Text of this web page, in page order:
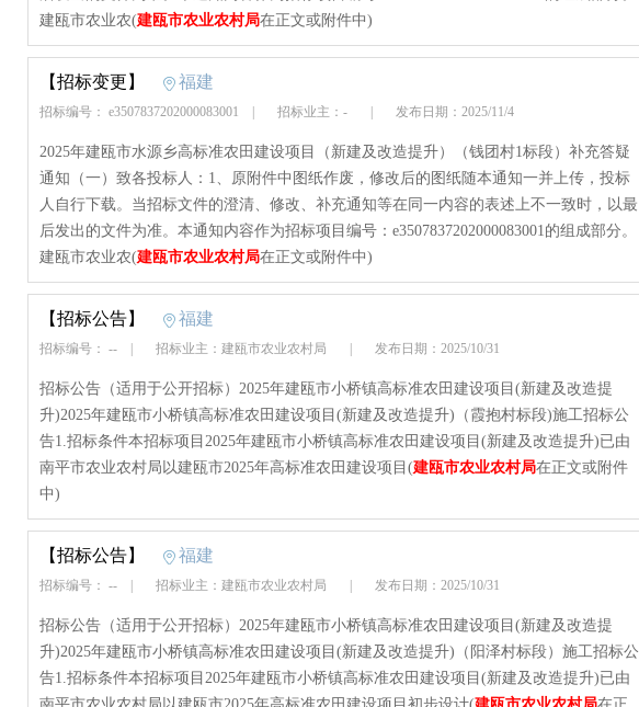
建瓯市农业农(建瓯市农业农村局在正文或附件中)
【招标变更】 福建
招标编号： e3507837202000083001 招标业主：- 发布日期：2025/11/4
2025年建瓯市水源乡高标准农田建设项目（新建及改造提升）（钱团村1标段）补充答疑
通知（一）致各投标人：1、原附件中图纸作废，修改后的图纸随本通知一并上传，投标
人自行下载。当招标文件的澄清、修改、补充通知等在同一内容的表述上不一致时，以最
后发出的文件为准。本通知内容作为招标项目编号：e3507837202000083001的组成部分。
建瓯市农业农(建瓯市农业农村局在正文或附件中)
【招标公告】 福建
招标编号： -- 招标业主：建瓯市农业农村局 发布日期：2025/10/31
招标公告（适用于公开招标）2025年建瓯市小桥镇高标准农田建设项目(新建及改造提
升)2025年建瓯市小桥镇高标准农田建设项目(新建及改造提升)（霞抱村标段)施工招标公
告1.招标条件本招标项目2025年建瓯市小桥镇高标准农田建设项目(新建及改造提升)已由
南平市农业农村局以建瓯市2025年高标准农田建设项目(建瓯市农业农村局在正文或附件
中)
【招标公告】 福建
招标编号： -- 招标业主：建瓯市农业农村局 发布日期：2025/10/31
招标公告（适用于公开招标）2025年建瓯市小桥镇高标准农田建设项目(新建及改造提
升)2025年建瓯市小桥镇高标准农田建设项目(新建及改造提升)（阳泽村标段）施工招标公
告1.招标条件本招标项目2025年建瓯市小桥镇高标准农田建设项目(新建及改造提升)已由